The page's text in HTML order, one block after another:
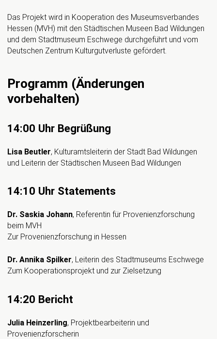
Das Projekt wird in Kooperation des Museumsverbandes
Hessen (MVH) mit den Städtischen Museen Bad Wildungen
und dem Stadtmuseum Eschwege durchgeführt und vom
Deutschen Zentrum Kulturgutverluste gefördert.
Programm (Änderungen
vorbehalten)
14:00 Uhr Begrüßung
Lisa Beutler, Kulturamtsleiterin der Stadt Bad Wildungen
und Leiterin der Städtischen Museen Bad Wildungen
14:10 Uhr Statements
Dr. Saskia Johann, Referentin für Provenienzforschung
beim MVH
Zur Provenienzforschung in Hessen
Dr. Annika Spilker, Leiterin des Stadtmuseums Eschwege
Zum Kooperationsprojekt und zur Zielsetzung
14:20 Bericht
Julia Heinzerling, Projektbearbeiterin und
Provenienzforscherin